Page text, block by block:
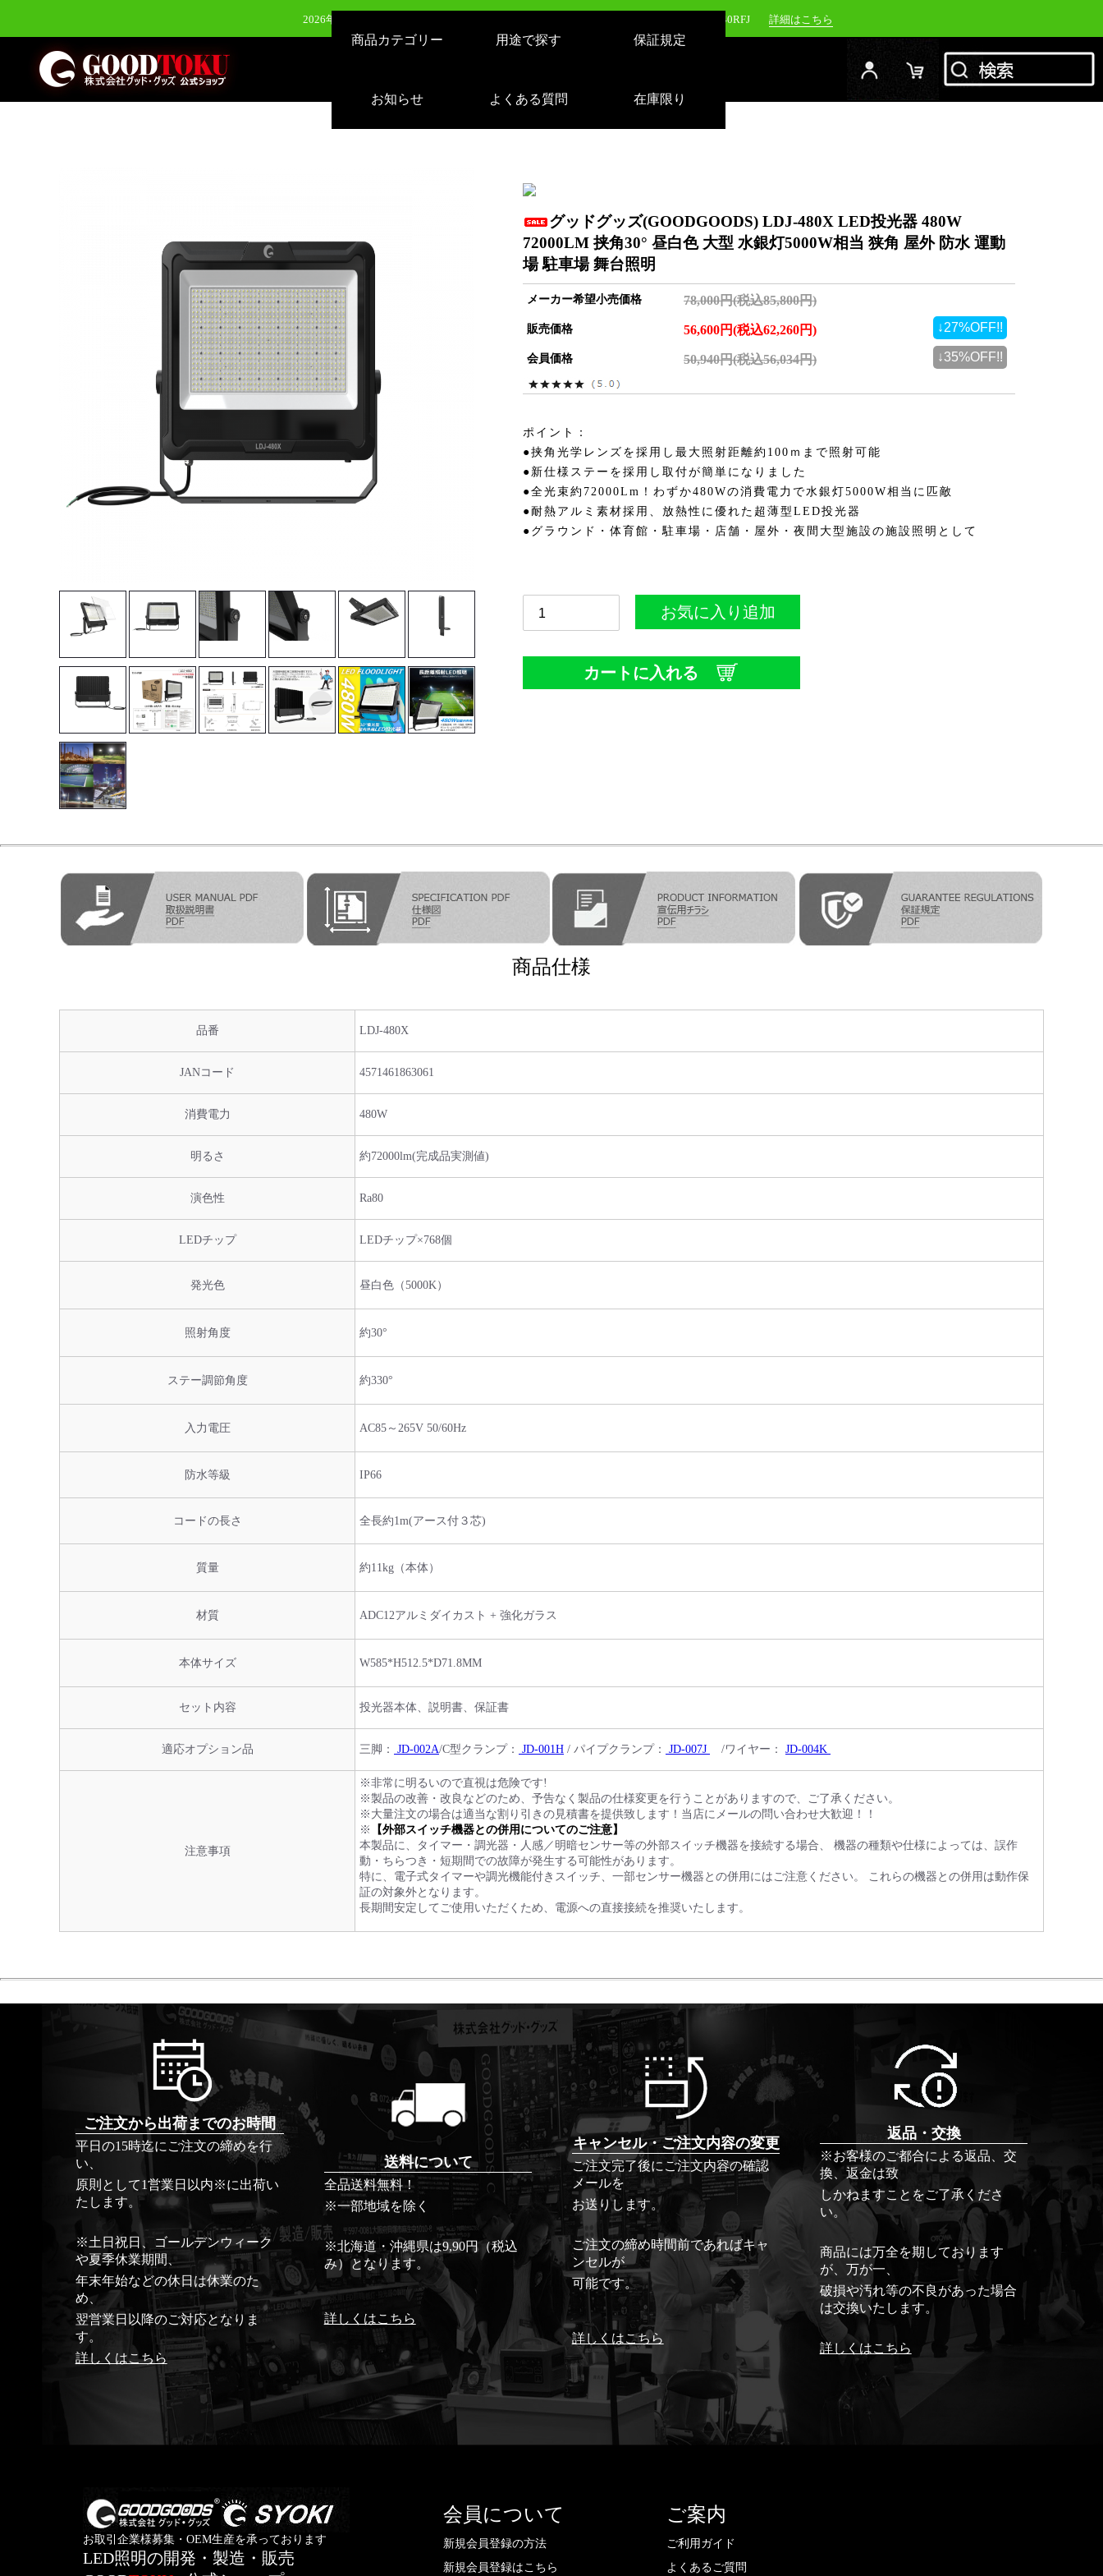
2026年8月3日（月）新発売：逆富士形 40W形/24W切り替え 4800lm 天井照明 LD-24-40RFJ 詳細はこちら
2026年7月28日（火）新発売：320W LEDバルーンライト AirGlowエアグロウ EVO KT-BL320NW
2026年6月24日（水）新発売：LEDサーチライト 充電式 10000lm 1500m遠距離照射 スタンドつき IP65 YC-1500M
商品カテゴリー 用途で探す 保証規定
お知らせ よくある質問 在庫限り
グッドグッズ(GOODGOODS) LDJ-480X LED投光器 480W
72000LM 挟角30° 昼白色 大型 水銀灯5000W相当 狭角 屋外 防水 運動
場 駐車場 舞台照明
メーカー希望小売価格 78,000円(税込85,800円)
販売価格 56,600円(税込62,260円) ↓27%OFF!!
会員価格 50,940円(税込56,034円) ↓35%OFF!!
ポイント：
●挟角光学レンズを採用し最大照射距離約100ｍまで照射可能
●新仕様ステーを採用し取付が簡単になりました
●全光束約72000Lm！わずか480Wの消費電力で水銀灯5000W相当に匹敵
●耐熱アルミ素材採用、放熱性に優れた超薄型LED投光器
●グラウンド・体育館・駐車場・店舗・屋外・夜間大型施設の施設照明として
お気に入り追加
カートに入れる
商品仕様
品番 LDJ-480X
JANコード 4571461863061
消費電力 480W
明るさ 約72000lm(完成品実測値)
演色性 Ra80
LEDチップ LEDチップ×768個
発光色 昼白色（5000K）
照射角度 約30°
ステー調節角度 約330°
入力電圧 AC85～265V 50/60Hz
防水等級 IP66
コードの長さ 全長約1m(アース付３芯)
質量 約11kg（本体）
材質 ADC12アルミダイカスト + 強化ガラス
本体サイズ W585*H512.5*D71.8MM
セット内容 投光器本体、説明書、保証書
適応オプション品 三脚： JD-002A/C型クランプ： JD-001H / パイプクランプ： JD-007J /ワイヤー： JD-004K
注意事項
※非常に明るいので直視は危険です!
※製品の改善・改良などのため、予告なく製品の仕様変更を行うことがありますので、ご了承ください。
※大量注文の場合は適当な割り引きの見積書を提供致します！当店にメールの問い合わせ大歓迎！！
※
【外部スイッチ機器との併用についてのご注意】
本製品に、タイマー・調光器・人感／明暗センサー等の外部スイッチ機器を接続する場合、 機器の種類や仕様によっては、誤作
動・ちらつき・短期間での故障が発生する可能性があります。
特に、電子式タイマーや調光機能付きスイッチ、一部センサー機器との併用にはご注意ください。 これらの機器との併用は動作保
証の対象外となります。
長期間安定してご使用いただくため、電源への直接接続を推奨いたします。
ご注文から出荷までのお時間
平日の15時迄にご注文の締めを行
い、
原則として1営業日以内※に出荷い
たします。
※土日祝日、ゴールデンウィーク
や夏季休業期間、
年末年始などの休日は休業のた
め、
翌営業日以降のご対応となりま
す。
詳しくはこちら
送料について
全品送料無料！
※一部地域を除く
※北海道・沖縄県は9,90円（税込
み）となります。
詳しくはこちら
キャンセル・ご注文内容の変更
ご注文完了後にご注文内容の確認
メールを
お送りします。
ご注文の締め時間前であればキャ
ンセルが
可能です。
詳しくはこちら
返品・交換
※お客様のご都合による返品、交
換、返金は致
しかねますことをご了承くださ
い。
商品には万全を期しております
が、万が一、
破損や汚れ等の不良があった場合
は交換いたします。
詳しくはこちら
お取引企業様募集・OEM生産を承っております
LED照明の開発・製造・販売
会員について
新規会員登録の方法
新規会員登録はこちら
ご案内
ご利用ガイド
よくあるご質問